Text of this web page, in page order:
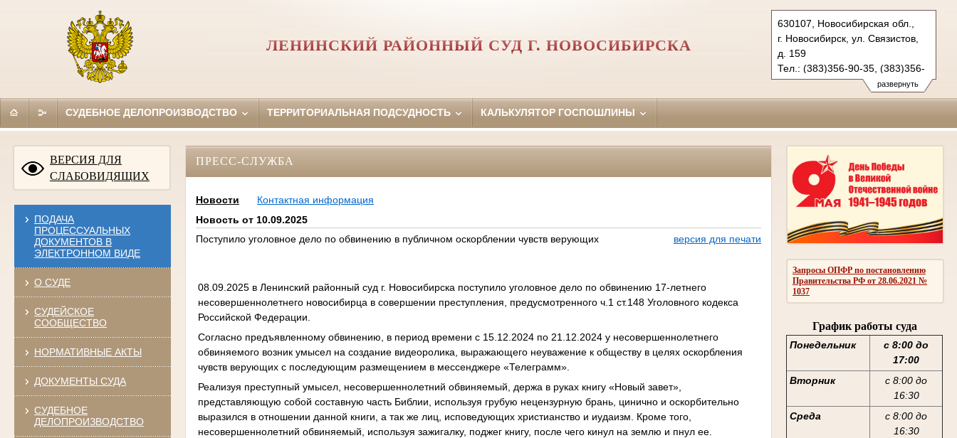
развернуть
630107, Новосибирская обл.,
г. Новосибирск, ул. Связистов,
д. 159
Тел.: (383)356-90-35, (383)356-
90-36 (ф.)
leninsky.nsk@sudrf.ru
ЛЕНИНСКИЙ РАЙОННЫЙ СУД Г. НОВОСИБИРСКА
СУДЕБНОЕ ДЕЛОПРОИЗВОДСТВО ТЕРРИТОРИАЛЬНАЯ ПОДСУДНОСТЬ КАЛЬКУЛЯТОР ГОСПОШЛИНЫ
ВЕРСИЯ ДЛЯ
СЛАБОВИДЯЩИХ
ПОДАЧА
ПРОЦЕССУАЛЬНЫХ
ДОКУМЕНТОВ В
ЭЛЕКТРОННОМ ВИДЕ
О СУДЕ
СУДЕЙСКОЕ
СООБЩЕСТВО
НОРМАТИВНЫЕ АКТЫ
ДОКУМЕНТЫ СУДА
СУДЕБНОЕ
ДЕЛОПРОИЗВОДСТВО
Запросы ОПФР по постановлению
Правительства РФ от 28.06.2021 №
1037
График работы суда
Понедельник
с 8:00 до
17:00
Вторник
с 8:00 до
16:30
Среда
с 8:00 до
16:30
ПРЕСС-СЛУЖБА
Новости
Контактная информация
Новость от 10.09.2025
Поступило уголовное дело по обвинению в публичном оскорблении чувств верующих
версия для печати
08.09.2025 в Ленинский районный суд г. Новосибирска поступило уголовное дело по обвинению 17-летнего
несовершеннолетнего новосибирца в совершении преступления, предусмотренного ч.1 ст.148 Уголовного кодекса
Российской Федерации.
Согласно предъявленному обвинению, в период времени с 15.12.2024 по 21.12.2024 у несовершеннолетнего
обвиняемого возник умысел на создание видеоролика, выражающего неуважение к обществу в целях оскорбления
чувств верующих с последующим размещением в мессенджере «Телеграмм».
Реализуя преступный умысел, несовершеннолетний обвиняемый, держа в руках книгу «Новый завет»,
представляющую собой составную часть Библии, используя грубую нецензурную брань, цинично и оскорбительно
выразился в отношении данной книги, а так же лиц, исповедующих христианство и иудаизм. Кроме того,
несовершеннолетний обвиняемый, используя зажигалку, поджег книгу, после чего кинул на землю и пнул ее.